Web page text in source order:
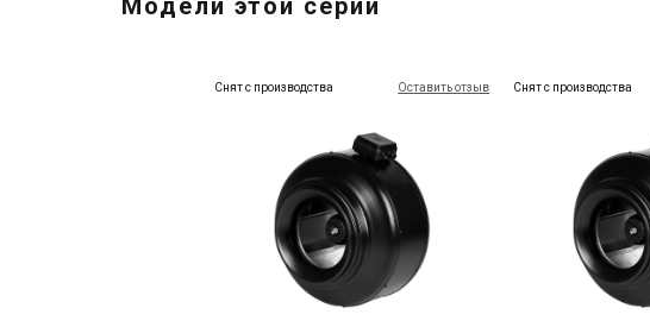
Модели этой серии
Снят с производства Оставить отзыв Снят с производства